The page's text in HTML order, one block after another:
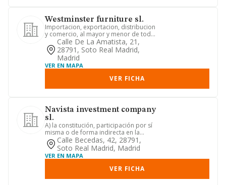
Westminster furniture sl.
Importacion, exportacion, distribucion
y comercio, al mayor y menor de toda
clase de mobiliario, ta...
Calle De La Amatista, 21,
28791, Soto Real Madrid,
Madrid
VER EN MAPA
VER FICHA
Navista investment company
sl.
A) la constitución, participación por sí
misma o de forma indirecta en la
gestión y control de otra...
Calle Becedas, 42, 28791,
Soto Real Madrid, Madrid
VER EN MAPA
VER FICHA